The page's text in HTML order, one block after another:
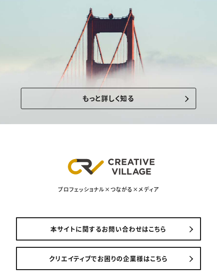
もっと詳しく知る
プロフェッショナル×つながる×メディア
本サイトに関するお問い合わせはこちら
クリエイティブでお困りの企業様はこちら